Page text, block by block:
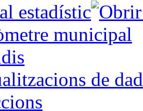
estadístic
municipal
de